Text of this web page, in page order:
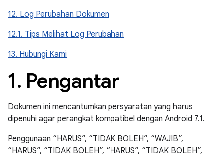
12. Log Perubahan Dokumen
12.1. Tips Melihat Log Perubahan
13. Hubungi Kami
1. Pengantar
Dokumen ini mencantumkan persyaratan yang harus
dipenuhi agar perangkat kompatibel dengan Android 7.1.
Penggunaan “HARUS”, “TIDAK BOLEH”, “WAJIB”,
“HARUS”, “TIDAK BOLEH”, “HARUS”, “TIDAK BOLEH”,